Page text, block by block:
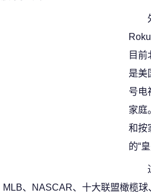
目前
是美
号电
家庭
和按
的“
MLB、NASCAR、十大联盟橄榄